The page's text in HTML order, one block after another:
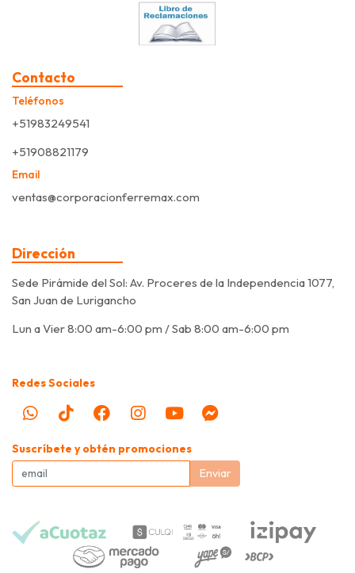
Contacto
Teléfonos
+51983249541
+51908821179
Email
ventas@corporacionferremax.com
Dirección
Sede Pirámide del Sol: Av. Proceres de la Independencia 1077,
San Juan de Lurigancho
Lun a Vier 8:00 am-6:00 pm / Sab 8:00 am-6:00 pm
Redes Sociales
Suscríbete y obtén promociones
Enviar